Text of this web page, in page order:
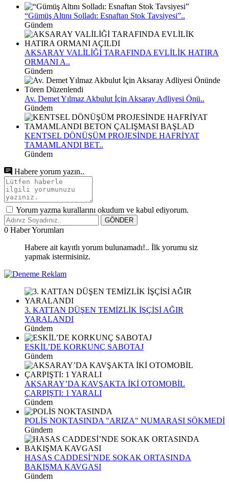
“Gümüş Altını Solladı: Esnaftan Stok Tavsiyesi”..
Gündem
AKSARAY VALİLİĞİ TARAFINDA EVLİLİK HATIRA
ORMANI A..
Gündem
Av. Demet Yılmaz Akbulut İçin Aksaray Adliyesi Önü..
Gündem
KENTSEL DÖNÜŞÜM PROJESİNDE HAFRİYAT
TAMAMLANDI BET..
Gündem
Habere yorum yazın..
Yorum yazma kurallarını okudum ve kabul ediyorum.
GÖNDER
0 Haber Yorumları
Habere ait kayıtlı yorum bulunamadı!.. İlk yorumu siz
yapmak istermisiniz.
3. KATTAN DÜŞEN TEMİZLİK İŞÇİSİ AĞIR
YARALANDI
Gündem
ESKİL’DE KORKUNÇ SABOTAJ
Gündem
AKSARAY’DA KAVŞAKTA İKİ OTOMOBİL
ÇARPIŞTI: 1 YARALI
Gündem
POLİS NOKTASINDA "ARIZA" NUMARASI SÖKMEDİ
Gündem
HASAS CADDESİ’NDE SOKAK ORTASINDA
BAKIŞMA KAVGASI
Gündem